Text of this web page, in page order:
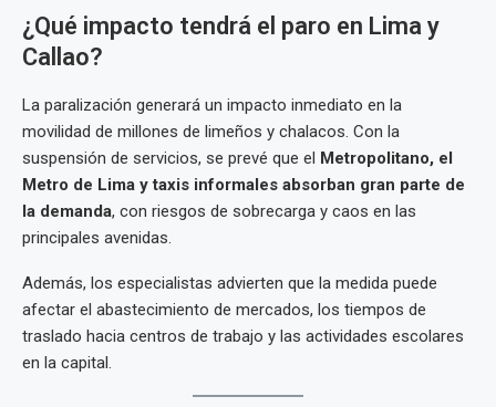
¿Qué impacto tendrá el paro en Lima y
Callao?
La paralización generará un impacto inmediato en la
movilidad de millones de limeños y chalacos. Con la
suspensión de servicios, se prevé que el Metropolitano, el
Metro de Lima y taxis informales absorban gran parte de
la demanda, con riesgos de sobrecarga y caos en las
principales avenidas.
Además, los especialistas advierten que la medida puede
afectar el abastecimiento de mercados, los tiempos de
traslado hacia centros de trabajo y las actividades escolares
en la capital.